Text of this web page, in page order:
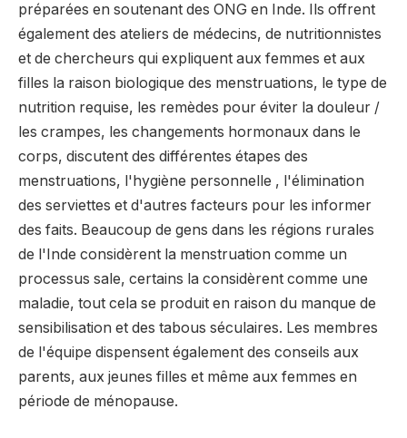
préparées en soutenant des ONG en Inde. Ils offrent
également des ateliers de médecins, de nutritionnistes
et de chercheurs qui expliquent aux femmes et aux
filles la raison biologique des menstruations, le type de
nutrition requise, les remèdes pour éviter la douleur /
les crampes, les changements hormonaux dans le
corps, discutent des différentes étapes des
menstruations, l'hygiène personnelle , l'élimination
des serviettes et d'autres facteurs pour les informer
des faits. Beaucoup de gens dans les régions rurales
de l'Inde considèrent la menstruation comme un
processus sale, certains la considèrent comme une
maladie, tout cela se produit en raison du manque de
sensibilisation et des tabous séculaires. Les membres
de l'équipe dispensent également des conseils aux
parents, aux jeunes filles et même aux femmes en
période de ménopause.